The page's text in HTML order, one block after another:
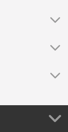
el-